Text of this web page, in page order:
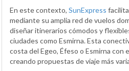
En este contexto, SunExpress
mediante su amplia red de vuelos
diseñar itinerarios cómodos y
ciudades como Esmirna. Esta
costa del Egeo, Éfeso o Esmirna con
creando propuestas de viaje más